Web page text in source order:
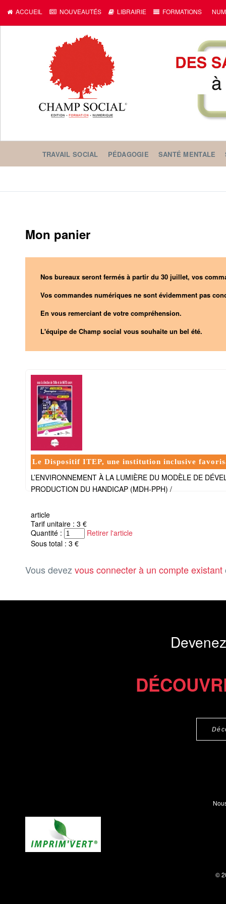
ACCUEIL NOUVEAUTÉS LIBRAIRIE FORMATIONS
TRAVAIL SOCIAL PÉDAGOGIE SANTÉ MENTALE
Mon panier
Nos bureaux seront fermés à partir du 30 juillet, vos
Vos commandes numériques ne sont évidemment pas
En vous remerciant de votre compréhension.
L'équipe de Champ social vous souhaite un bel été.
Le Dispositif ITEP, une institution inclusive
L’ENVIRONNEMENT À LA LUMIÈRE DU MODÈLE DE
PRODUCTION DU HANDICAP (MDH-PPH) /
article
Tarif unitaire : 3 €
Quantité :
Retirer l'article
Sous total : 3 €
Vous devez vous connecter à un compte existant
©